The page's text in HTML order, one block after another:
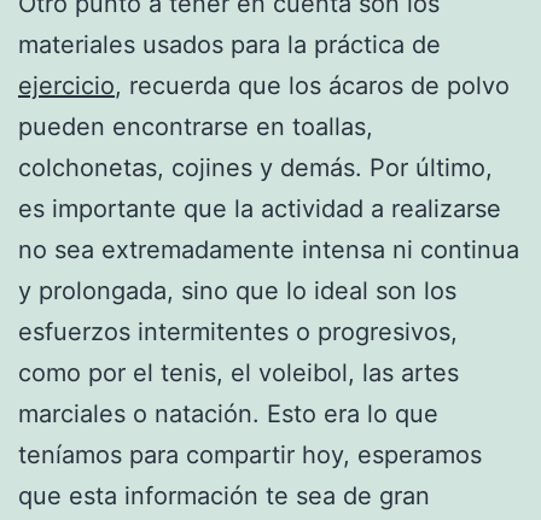
materiales usados para la práctica de
ejercicio, recuerda que los ácaros de polvo
pueden encontrarse en toallas,
colchonetas, cojines y demás. Por último,
es importante que la actividad a realizarse
no sea extremadamente intensa ni continua
y prolongada, sino que lo ideal son los
esfuerzos intermitentes o progresivos,
como por el tenis, el voleibol, las artes
marciales o natación. Esto era lo que
teníamos para compartir hoy, esperamos
que esta información te sea de gran